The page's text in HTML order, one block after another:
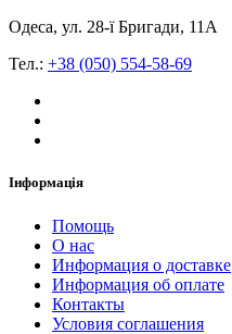
Одеса, ул. 28-ї Бригади, 11А
Тел.: +38 (050) 554-58-69
Інформація
Помощь
О нас
Информация о доставке
Информация об оплате
Контакты
Условия соглашения